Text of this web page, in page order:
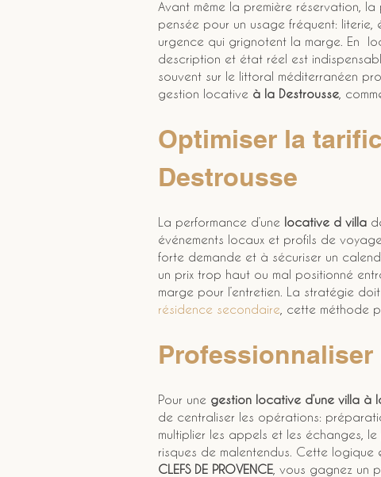
Avant même la première réservation,
pensée pour un usage fréquent: literie,
urgence qui grignotent la marge. En
description et état réel est
souvent sur le littoral méditerranéen
gestion locative à la Destrousse ,
Optimiser la
Destrousse
La performance d’une locative d villa
événements locaux et profils de
forte demande et à sécuriser un
un prix trop haut ou mal positionné
marge pour l’entretien. La stratégie
résidence secondaire , cette méthode
Professionnaliser
Pour une gestion locative d’une villa à
de centraliser les opérations:
multiplier les appels et les échanges,
risques de malentendus. Cette logique
CLEFS DE PROVENCE , vous gagnez un